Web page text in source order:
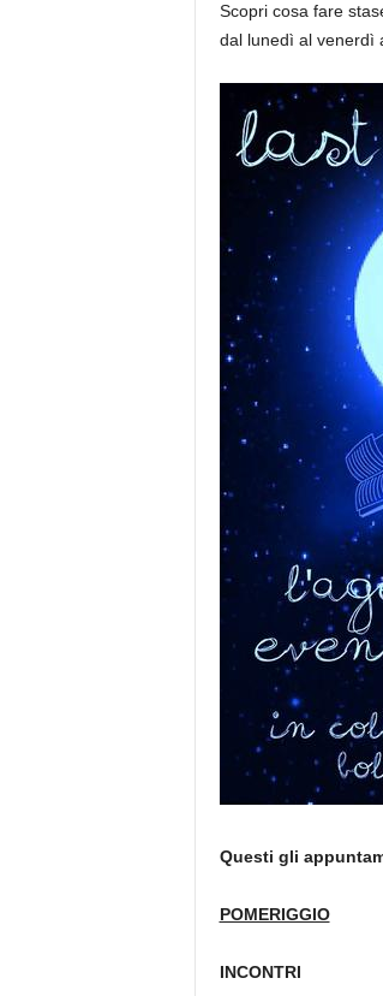
Scopri cosa fare
dal lunedì al venerdì
Questi gli
POMERIGGIO
INCONTRI